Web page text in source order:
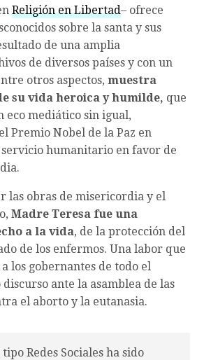
Religión en Libertad– ofrece
sobre la santa y sus
de una amplia
de diversos países y con un
otros aspectos, muestra
su vida heroica y humilde, que
eco mediático sin igual,
Premio Nobel de la Paz en
humanitario en favor de
las obras de misericordia y el
Madre Teresa fue una
a la vida, de la protección del
de los enfermos. Una labor que
los gobernantes de todo el
ante la asamblea de las
el aborto y la eutanasia.
Redes Sociales ha sido